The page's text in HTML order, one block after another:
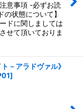
意事項 -必ずお読
状態について】
ドに関しましては
せて頂いておりま
－アラドヴァル》
]